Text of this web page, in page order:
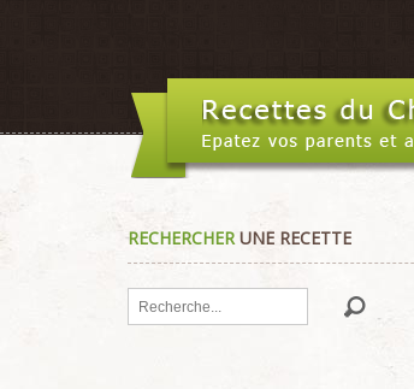
RECHERCHERUNE RECETTE
Rechercher